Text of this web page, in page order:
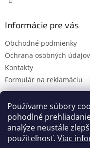
Používame súbory
pohodlné
analýze neustále
použiteľnosť. Viac
Informácie pre vás
Obchodné podmienky
Ochrana osobných údajov
Kontakty
Formulár na reklamáciu